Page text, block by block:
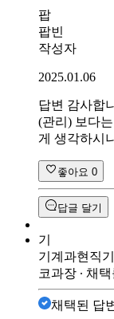
팝
팝빈
작성자
2025.01.06
답변 감사합
(관리) 보다
게 생각하시
좋아요 0
답글 달기
기
기계과현직
코과장 ∙ 채
채택된 답